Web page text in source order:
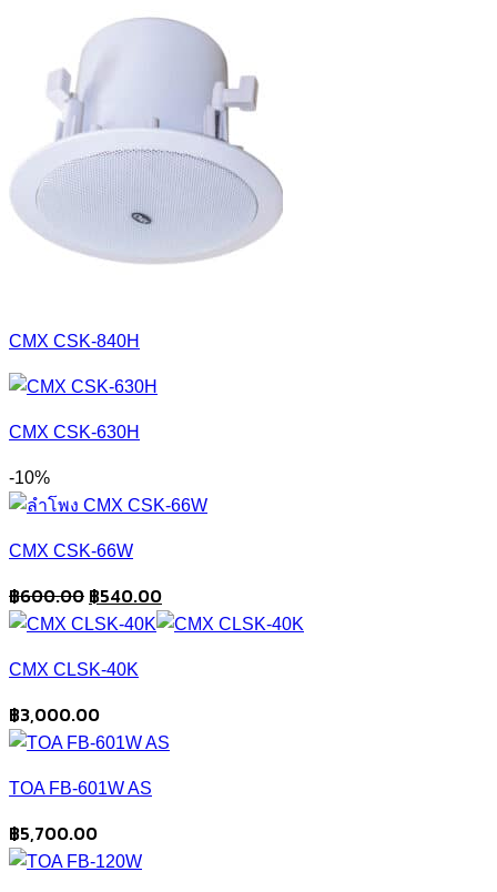
CMX CSK-840H
CMX CSK-630H
-10%
CMX CSK-66W
฿600.00 Original
price
฿600.00.
฿540.00Current
price
CMX CLSK-40K
฿3,000.00
TOA FB-601W AS
฿5,700.00